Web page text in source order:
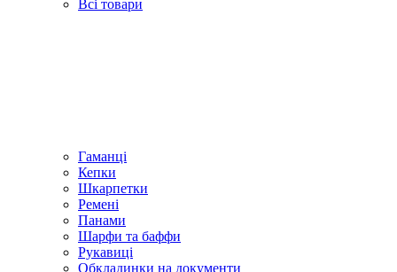
Всі товари
Гаманці
Кепки
Шкарпетки
Ремені
Панами
Шарфи та баффи
Рукавиці
Обкладинки на документи